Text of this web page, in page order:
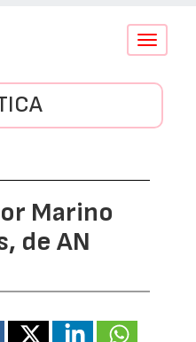
Conmutar
Marino
de AN